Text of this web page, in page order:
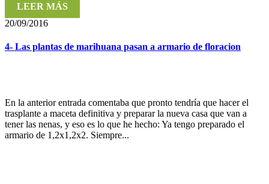
LEER MÁS
20/09/2016
4- Las plantas de marihuana pasan a armario de floracion
En la anterior entrada comentaba que pronto tendría que hacer el
trasplante a maceta definitiva y preparar la nueva casa que van a
tener las nenas, y eso es lo que he hecho: Ya tengo preparado el
armario de 1,2x1,2x2. Siempre...